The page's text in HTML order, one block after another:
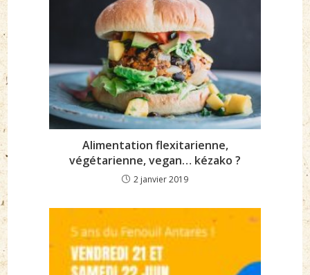
Alimentation flexitarienne,
végétarienne, vegan… kézako ?
2 janvier 2019